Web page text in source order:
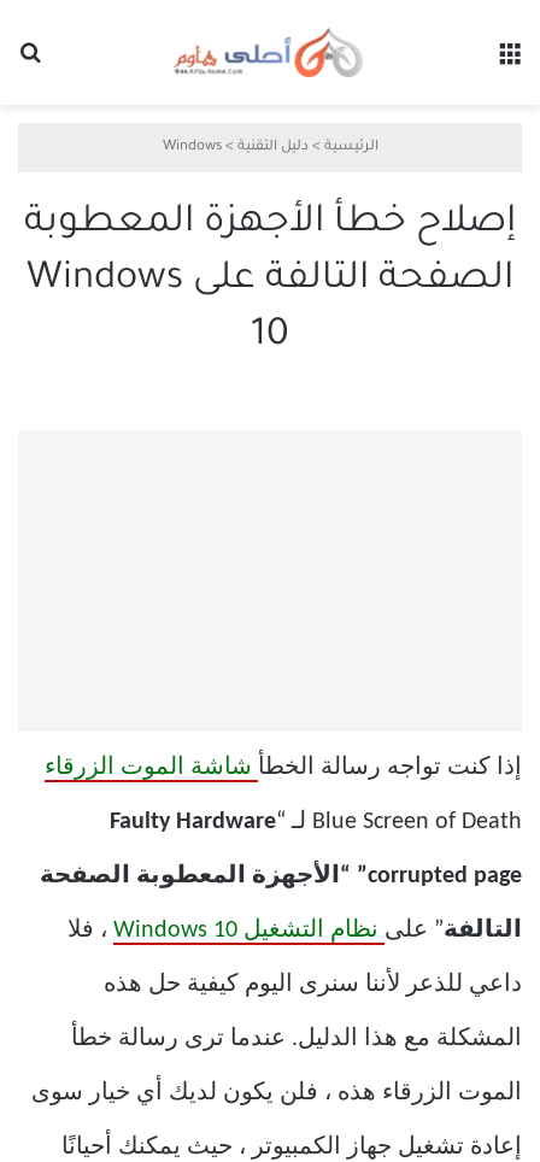
الرئيسية > دليل التقنية >
Windows
إصلاح خطأ الأجهزة المعطوبة
الصفحة التالفة على Windows
10
إذا كنت تواجه رسالة الخطأ شاشة الموت الزرقاء
Blue Screen of Death لـ “ Faulty Hardware
corrupted page” “الأجهزة المعطوبة الصفحة
التالفة” على نظام التشغيل Windows 10 ، فلا
داعي للذعر لأننا سنرى اليوم كيفية حل هذه
المشكلة مع هذا الدليل. عندما ترى رسالة خطأ
الموت الزرقاء هذه ، فلن يكون لديك أي خيار سوى
إعادة تشغيل جهاز الكمبيوتر ، حيث يمكنك أحيانًا